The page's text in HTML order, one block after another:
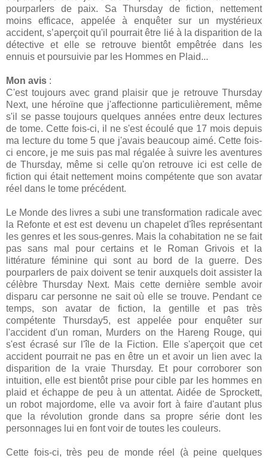
pourparlers de paix. Sa Thursday de fiction, nettement
moins efficace, appelée à enquêter sur un mystérieux
accident, s’aperçoit qu'il pourrait être lié à la disparition de la
détective et elle se retrouve bientôt empêtrée dans les
ennuis et poursuivie par les Hommes en Plaid...
Mon avis :
C'est toujours avec grand plaisir que je retrouve Thursday
Next, une héroïne que j'affectionne particulièrement, même
s'il se passe toujours quelques années entre deux lectures
de tome. Cette fois-ci, il ne s'est écoulé que 17 mois depuis
ma lecture du tome 5 que j'avais beaucoup aimé. Cette fois-
ci encore, je me suis pas mal régalée à suivre les aventures
de Thursday, même si celle qu'on retrouve ici est celle de
fiction qui était nettement moins compétente que son avatar
réel dans le tome précédent.
Le Monde des livres a subi une transformation radicale avec
la Refonte et est est devenu un chapelet d'îles représentant
les genres et les sous-genres. Mais la cohabitation ne se fait
pas sans mal pour certains et le Roman Grivois et la
littérature féminine qui sont au bord de la guerre. Des
pourparlers de paix doivent se tenir auxquels doit assister la
célèbre Thursday Next. Mais cette dernière semble avoir
disparu car personne ne sait où elle se trouve. Pendant ce
temps, son avatar de fiction, la gentille et pas très
compétente Thursday5, est appelée pour enquêter sur
l'accident d'un roman, Murders on the Hareng Rouge, qui
s'est écrasé sur l'île de la Fiction. Elle s'aperçoit que cet
accident pourrait ne pas en être un et avoir un lien avec la
disparition de la vraie Thursday. Et pour corroborer son
intuition, elle est bientôt prise pour cible par les hommes en
plaid et échappe de peu à un attentat. Aidée de Sprockett,
un robot majordome, elle va avoir fort à faire d'autant plus
que la révolution gronde dans sa propre série dont les
personnages lui en font voir de toutes les couleurs.
Cette fois-ci, très peu de monde réel (à peine quelques